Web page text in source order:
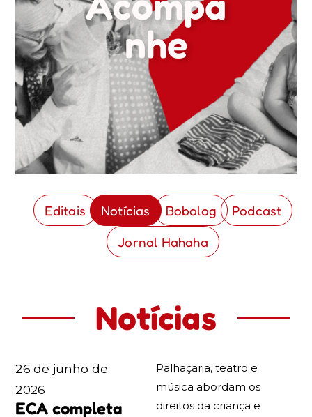
nhe
Editais Notícias Bobolog
Podcast
Jornal Hahaha
Notícias
ECA completa
26 de junho de
2026
Palhaçaria, teatro e
música abordam os
direitos da criança e